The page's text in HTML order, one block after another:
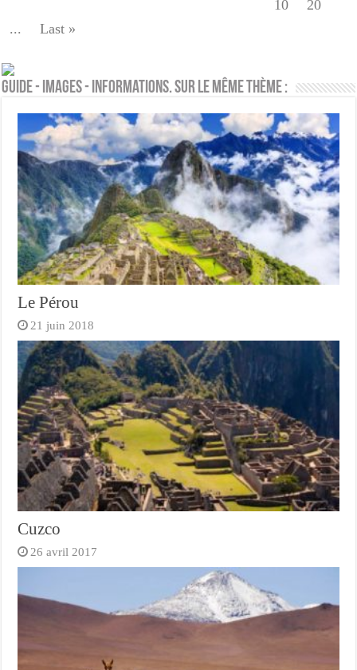
10
20
...
Last »
Guide - Images - Informations. Sur le même thème :
Le Pérou
21 juin 2018
Cuzco
26 avril 2017